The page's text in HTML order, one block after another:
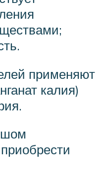
применяют
калия)